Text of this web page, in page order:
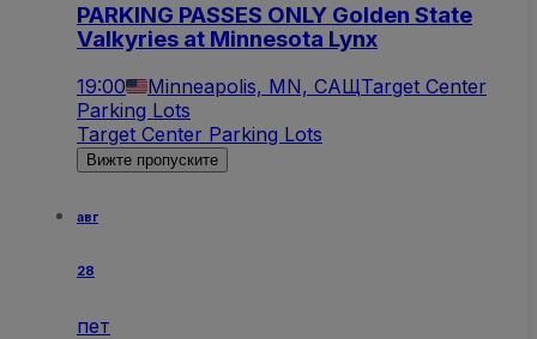
PARKING PASSES ONLY Golden State
Valkyries at Minnesota Lynx
19:00 Minneapolis, MN, САЩTarget Center
Parking Lots
Target Center Parking Lots
Вижте пропуските
авг
28
пет